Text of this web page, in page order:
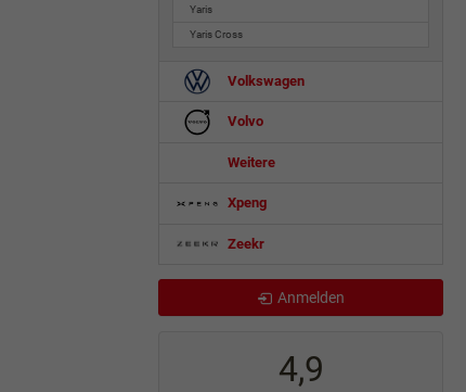
Yaris
Yaris Cross
Volkswagen
Volvo
Weitere
Xpeng
Zeekr
Anmelden
4,9